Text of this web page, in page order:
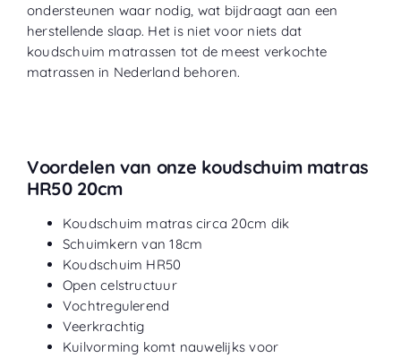
ondersteunen waar nodig, wat bijdraagt aan een
herstellende slaap. Het is niet voor niets dat
koudschuim matrassen tot de meest verkochte
matrassen in Nederland behoren.
Voordelen van onze koudschuim matras
HR50 20cm
Koudschuim matras circa 20cm dik
Schuimkern van 18cm
Koudschuim HR50
Open celstructuur
Vochtregulerend
Veerkrachtig
Kuilvorming komt nauwelijks voor